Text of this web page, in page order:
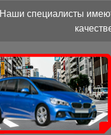
Наши специалисты